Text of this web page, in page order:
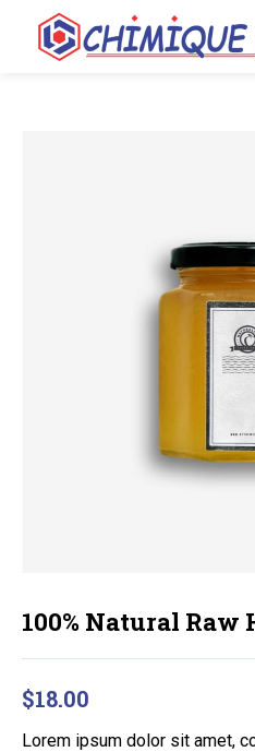
100% Natural Raw
$18.00
Lorem ipsum dolor sit amet,